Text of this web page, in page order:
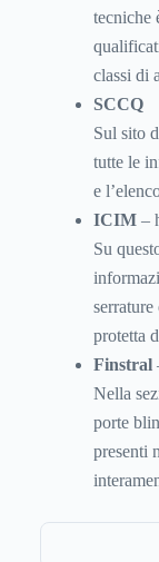
tecniche
classi di
SCCQ
Sul sito
tutte le
e
ICIM –
Su
protetta
Finstral
Nella
porte
presenti